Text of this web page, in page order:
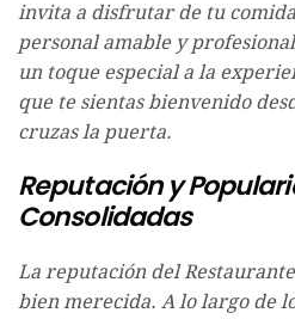
invita a disfrutar de tu
personal amable y
un toque especial a la
que te sientas bienvenido
cruzas la puerta.
Reputación y
Consolidadas
La reputación del
bien merecida. A lo largo de